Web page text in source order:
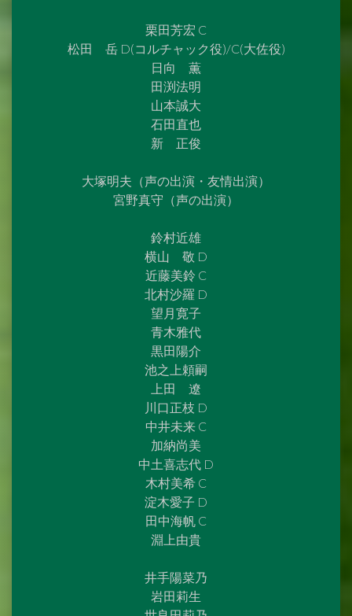
栗田芳宏 C
松田 岳 D(コルチャック役)/C(大佐役)
日向 薫
田渕法明
山本誠大
石田直也
新 正俊
大塚明夫（声の出演・友情出演）
宮野真守（声の出演）
鈴村近雄
横山 敬 D
近藤美鈴 C
北村沙羅 D
望月寛子
青木雅代
黒田陽介
池之上頼嗣
上田 遼
川口正枝 D
中井未来 C
加納尚美
中土喜志代 D
木村美希 C
淀木愛子 D
田中海帆 C
淵上由貴
井手陽菜乃
岩田莉生